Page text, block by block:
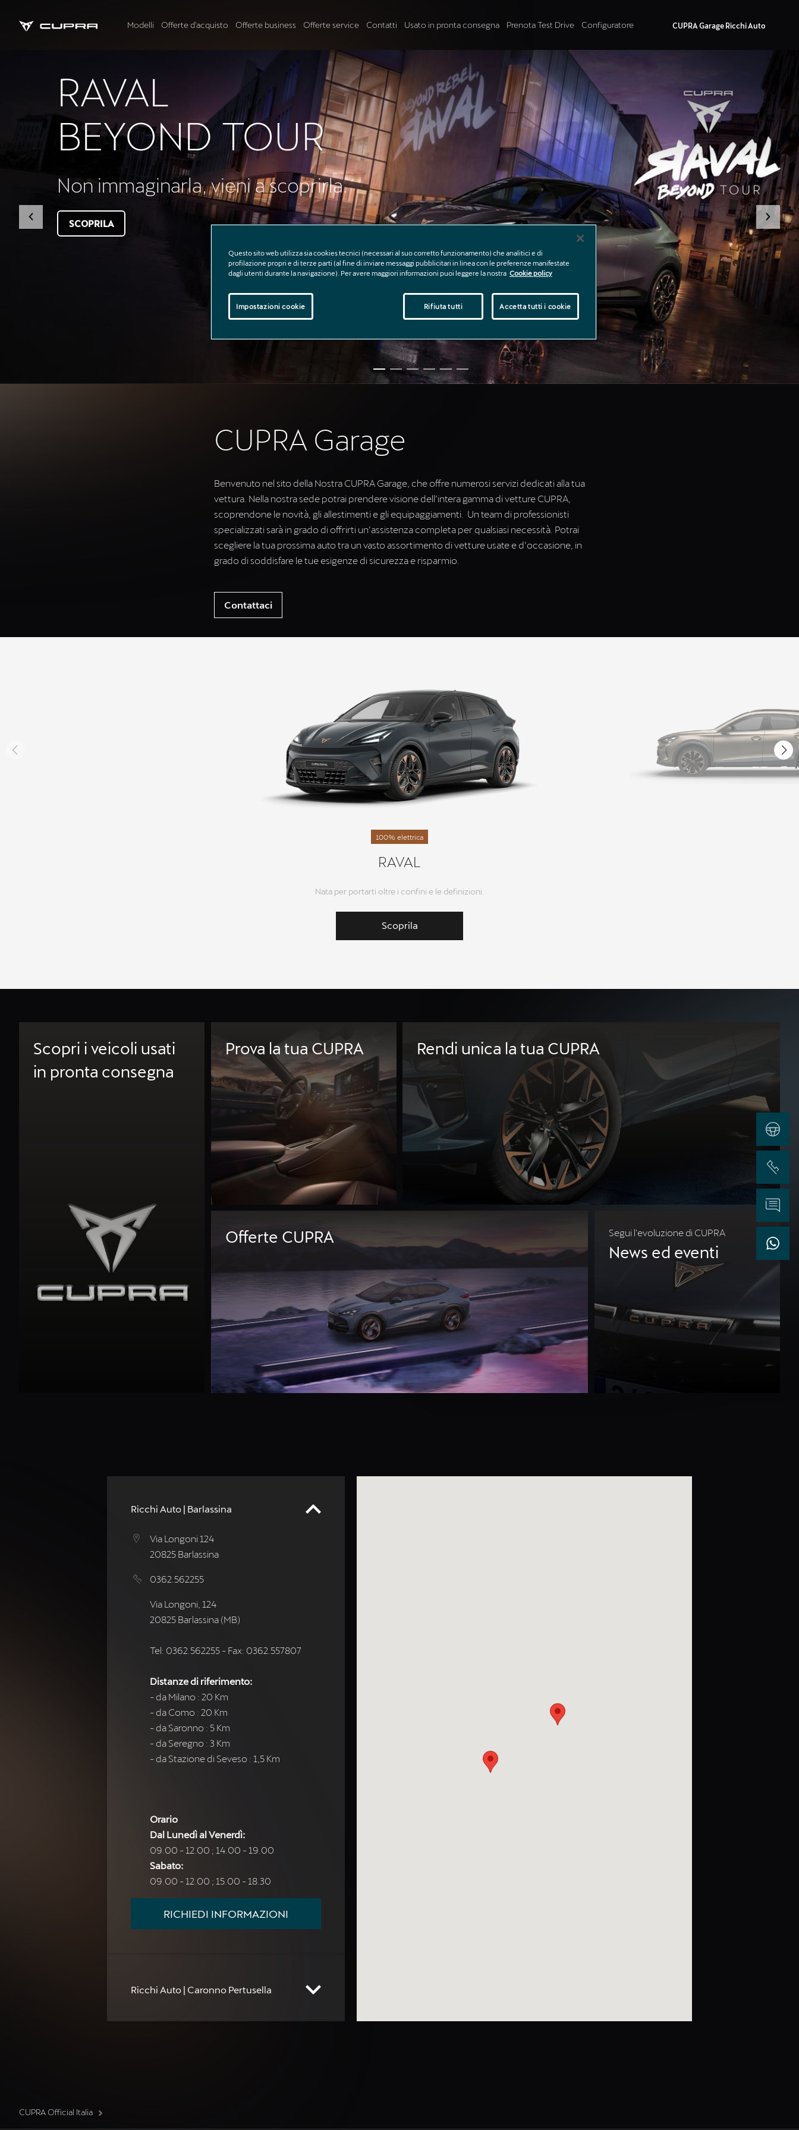
Modelli Offerte d'acquisto Offerte business Offerte service Contatti Usato in pronta consegna Prenota Test Drive Configuratore CUPRA Garage Ricchi Auto
CUPRA RAVAL
Vivi la potenza ribelle di CUPRA Raval
SCOPRILA
CUPRA Garage
Benvenuto nel sito della Nostra CUPRA Garage, che offre numerosi servizi dedicati alla tua
vettura. Nella nostra sede potrai prendere visione dell’intera gamma di vetture CUPRA,
scoprendone le novità, gli allestimenti e gli equipaggiamenti. Un team di professionisti
specializzati sarà in grado di offrirti un’assistenza completa per qualsiasi necessità. Potrai
scegliere la tua prossima auto tra un vasto assortimento di vetture usate e d’occasione, in
grado di soddisfare le tue esigenze di sicurezza e risparmio.
Contattaci
100% elettrica
RAVAL
Nata per portarti oltre i confini e le definizioni.
Scoprila
Scopri i veicoli usati
in pronta consegna
Prova la tua CUPRA Rendi unica la tua CUPRA
Offerte CUPRA Segui l'evoluzione di CUPRA
News ed eventi
Ricchi Auto | Barlassina
Via Longoni 124
20825 Barlassina
0362.562255
Via Longoni, 124
20825 Barlassina (MB)
Tel: 0362.562255 - Fax: 0362.557807
Distanze di riferimento:
- da Milano : 20 Km
- da Como : 20 Km
- da Saronno : 5 Km
- da Seregno : 3 Km
- da Stazione di Seveso : 1,5 Km
Orario
Dal Lunedì al Venerdì:
09.00 - 12.00 ; 14.00 - 19.00
Sabato:
09.00 - 12.00 ; 15.00 - 18.30
RICHIEDI INFORMAZIONI
Ricchi Auto | Caronno Pertusella
CUPRA Official Italia
Test Drive
Chiama
Informazioni
WhatsApp
Questo sito web utilizza sia cookies tecnici (necessari al suo corretto funzionamento) che analitici e di
profilazione propri e di terze parti (al fine di inviare messaggi pubblicitari in linea con le preferenze manifestate
dagli utenti durante la navigazione). Per avere maggiori informazioni puoi leggere la nostra Cookie policy
Rifiuta tutti Accetta tutti i cookie
Impostazioni cookie